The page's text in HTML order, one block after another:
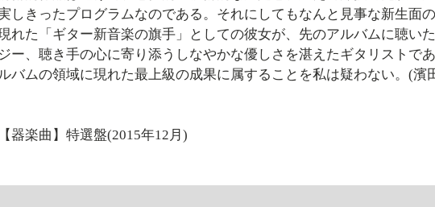
しきったプログラムなのである。それにしてもなんと見事な新生面
れた「ギター新音楽の旗手」としての彼女が、先のアルバムに聴い
ー、聴き手の心に寄り添うしなやかな優しさを湛えたギタリストで
バムの領域に現れた最上級の成果に属することを私は疑わない。(濱
器楽曲】特選盤(2015年12月)